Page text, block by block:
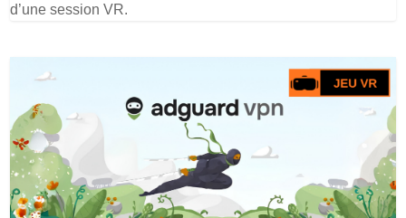
d’une session VR.